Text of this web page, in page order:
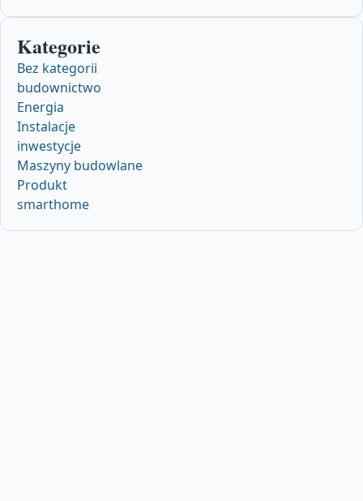
Kategorie
Bez kategorii
budownictwo
Energia
Instalacje
inwestycje
Maszyny budowlane
Produkt
smarthome